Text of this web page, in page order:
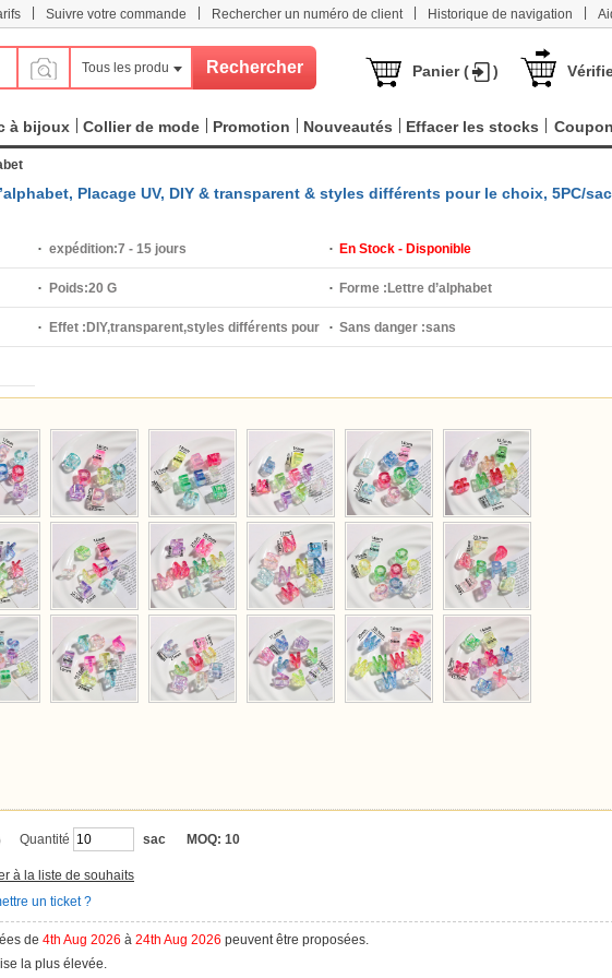
Suivre votre commande Rechercher un numéro de client Historique de navigation
Tous les produits Panier ( )
à bijoux Collier de mode Promotion Nouveautés Effacer les stocks
Placage UV, DIY & transparent & styles différents pour le choix, 5PC/
expédition:7 - 15 jours En Stock - Disponible
Poids:20 G Forme : Lettre d’alphabet
Effet : DIY,transparent,styles différents pour Sans danger :sans
Quantité sac MOQ: 10
à la liste de souhaits
un ticket ?
de 4th Aug 2026 à 24th Aug 2026 peuvent être proposées.
la plus élevée.